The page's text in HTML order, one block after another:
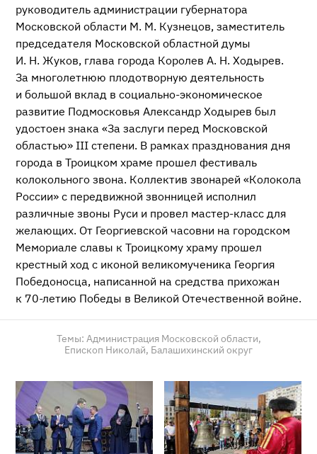
руководитель администрации губернатора
Московской области М. М. Кузнецов, заместитель
председателя Московской областной думы
И. Н. Жуков, глава города Королев А. Н. Ходырев.
За многолетнюю плодотворную деятельность
и большой вклад в социально-экономическое
развитие Подмосковья Александр Ходырев был
удостоен знака «За заслуги перед Московской
областью» III степени. В рамках празднования дня
города в Троицком храме прошел фестиваль
колокольного звона. Коллектив звонарей «Колокола
России» с передвижной звонницей исполнил
различные звоны Руси и провел мастер-класс для
желающих. От Георгиевской часовни на городском
Мемориале славы к Троицкому храму прошел
крестный ход с иконой великомученика Георгия
Победоносца, написанной на средства прихожан
к 70-летию Победы в Великой Отечественной войне.
Темы: Администрация Московской области,
Епископ Николай, Балашихинский округ